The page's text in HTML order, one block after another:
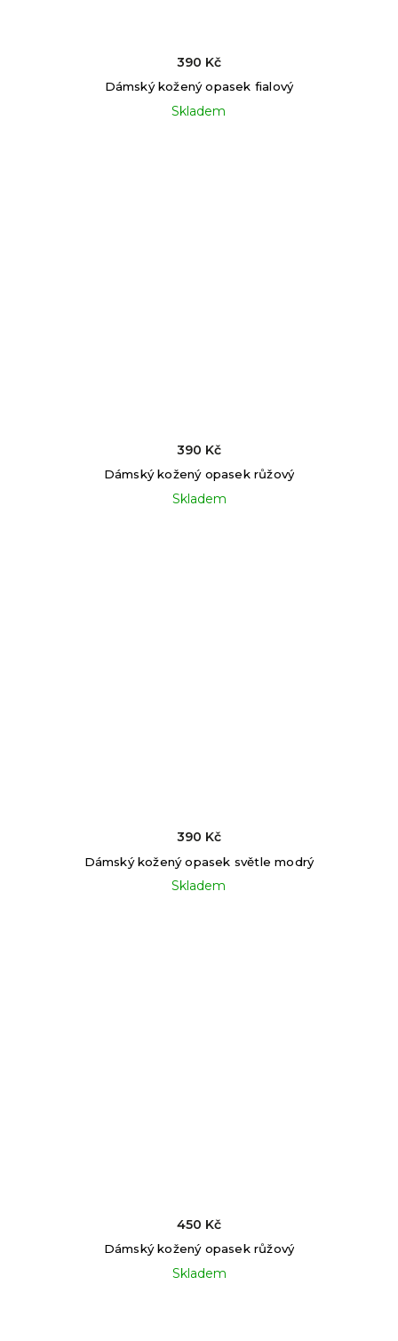
Dámský kožený opasek fialový
Skladem
390 Kč
Dámský kožený opasek růžový
Skladem
390 Kč
Dámský kožený opasek světle modrý
Skladem
390 Kč
Dámský kožený opasek růžový
Skladem
450 Kč